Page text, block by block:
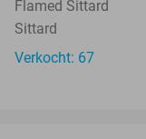
Flamed Sittard
Sittard
Verkocht: 67